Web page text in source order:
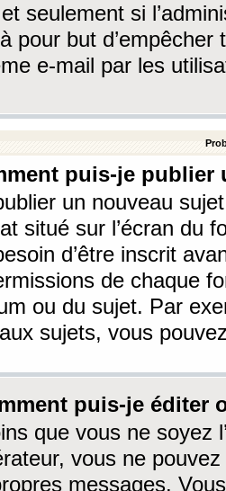
seulement si
pour but
e-mail par les
puis-je
un nouveau
situé sur l’écran du
d’être inscrit
de chaque
ou du sujet. Par
sujets, vous
puis-je éditer
que vous ne soyez
vous ne
messages.